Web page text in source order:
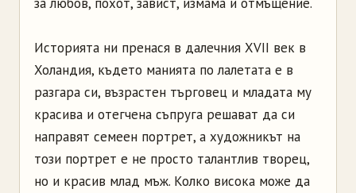
Историята ни пренася в далечния XVII век в
Холандия, където манията по лалетата е в
разгара си, възрастен търговец и младата му
красива и отегчена съпруга решават да си
направят семеен портрет, а художникът на
този портрет е не просто талантлив творец,
но и красив млад мъж. Колко висока може да